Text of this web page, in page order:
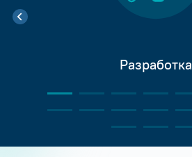
Разработка